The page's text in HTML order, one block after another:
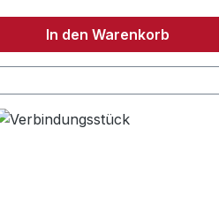
In den Warenkorb